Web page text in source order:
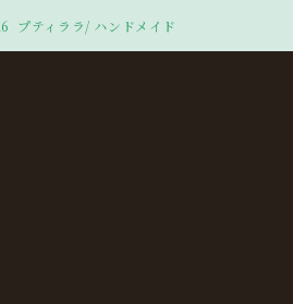
プティララ/ ハンドメイド